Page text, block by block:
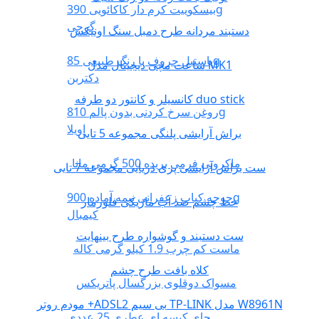
بیسکوییت کرم دار کاکائویی 390g
گرجی
پاستیل حروف با رنگ طبیعی 85g
دکتربن
روغن سرخ کردنی بدون پالم 810g
اویلا
ماکرونی فرمی بریده 500 گرمی مانا
جوجه کباب زعفرانی نیمه آماده 900g
کیمبال
ماست کم چرب 1.9 کیلو گرمی کاله
مسواک دوقلوی بزرگسال پاتریکس
دستبند مردانه طرح دمبل سنگ اونیکس
ساعت مچی دیجیتال مدل MK1
کانسیلر و کانتور دو طرفه duo stick
براش آرایشی پلنگی مجموعه 5 تایی
ست براش آرایشی پری دریایی مجموعه 7 تایی
خط چشم ضد آب ماژیکی فلورمار
ست دستبند و گوشواره طرح بینهایت
کلاه بافت طرح چشم
مودم روتر +ADSL2 بی سیم TP-LINK مدل W8961N